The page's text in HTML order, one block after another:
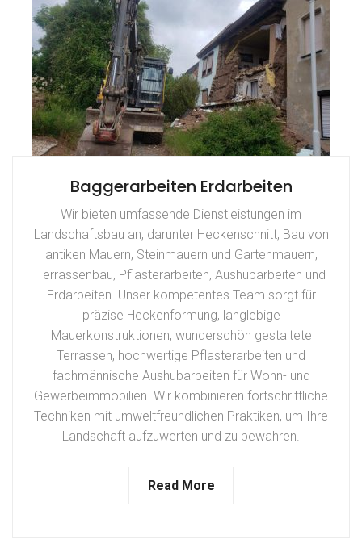
Baggerarbeiten Erdarbeiten
Wir bieten umfassende Dienstleistungen im
Landschaftsbau an, darunter Heckenschnitt, Bau von
antiken Mauern, Steinmauern und Gartenmauern,
Terrassenbau, Pflasterarbeiten, Aushubarbeiten und
Erdarbeiten. Unser kompetentes Team sorgt für
präzise Heckenformung, langlebige
Mauerkonstruktionen, wunderschön gestaltete
Terrassen, hochwertige Pflasterarbeiten und
fachmännische Aushubarbeiten für Wohn- und
Gewerbeimmobilien. Wir kombinieren fortschrittliche
Techniken mit umweltfreundlichen Praktiken, um Ihre
Landschaft aufzuwerten und zu bewahren.
Read More